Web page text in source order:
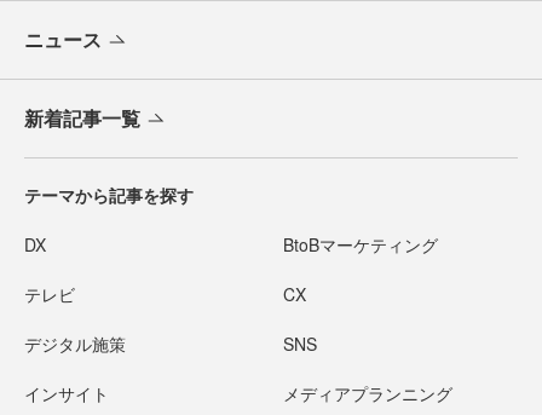
ニュース
新着記事一覧
テーマから記事を探す
DX BtoBマーケティング
テレビ CX
デジタル施策 SNS
インサイト メディアプランニング